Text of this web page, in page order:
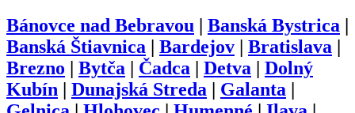
Bánovce nad Bebravou Banská Bystrica
Banská Štiavnica
Bardejov Bratislava
Brezno
Bytča Čadca Detva
Dolný
Kubín
Dunajská Streda Galanta